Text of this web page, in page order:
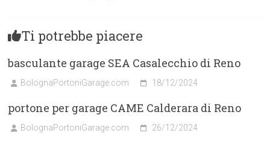
Ti potrebbe piacere
basculante garage SEA Casalecchio di Reno
BolognaPortoniGarage.com 18/12/2024
portone per garage CAME Calderara di Reno
BolognaPortoniGarage.com 26/12/2024